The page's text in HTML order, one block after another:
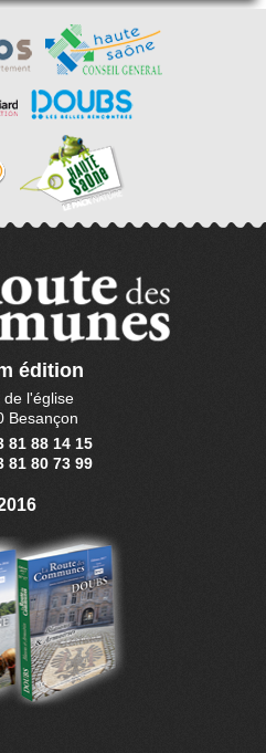
édition
de l'église
Besançon
81 88 14 15
81 80 73 99